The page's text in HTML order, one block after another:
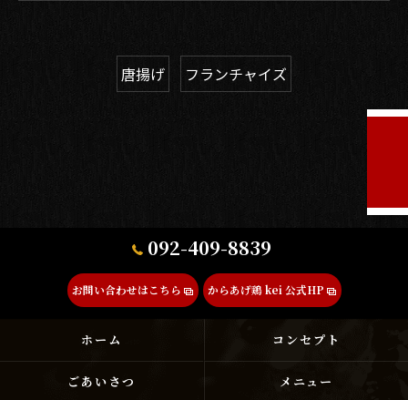
唐揚げ フランチャイズ
092-409-8839
お問い合わせはこちら からあげ鶏 kei 公式HP
ホーム コンセプト
ごあいさつ メニュー